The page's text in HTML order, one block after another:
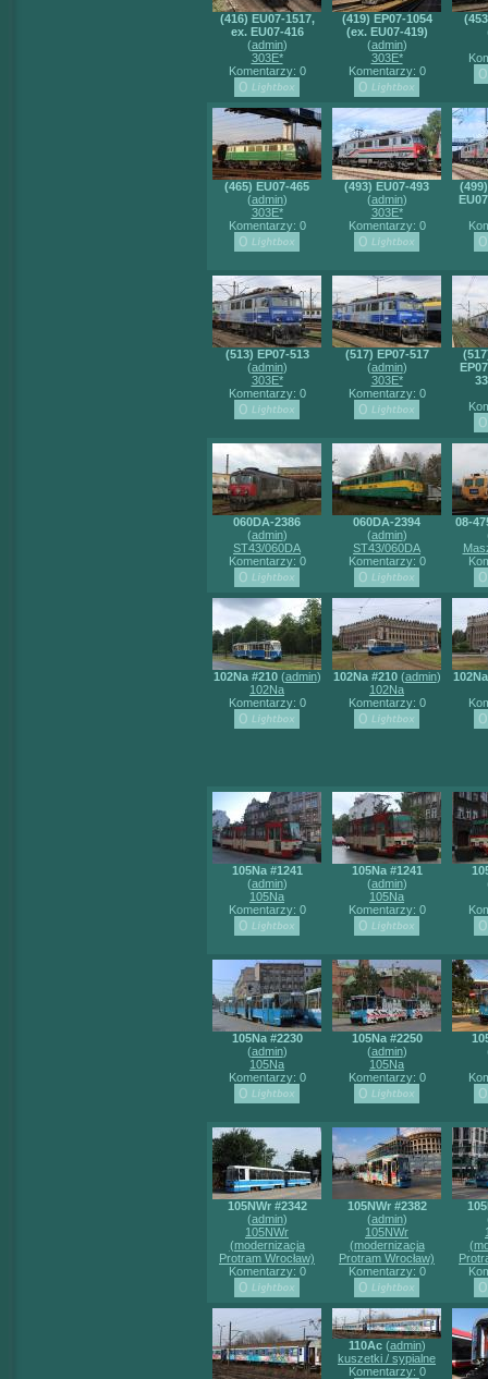
(416) EU07-1517,
ex. EU07-416
(admin)
303E*
Komentarzy: 0
(419) EP07-1054
(ex. EU07-419)
(admin)
303E*
Komentarzy: 0
(465) EU07-465
(admin)
303E*
Komentarzy: 0
(493) EU07-493
(admin)
303E*
Komentarzy: 0
(513) EP07-513
(admin)
303E*
Komentarzy: 0
(517) EP07-517
(admin)
303E*
Komentarzy: 0
060DA-2386
(admin)
ST43/060DA
Komentarzy: 0
060DA-2394
(admin)
ST43/060DA
Komentarzy: 0
08-
102Na #210(admin)
102Na
Komentarzy: 0
102Na #210(admin)
102Na
Komentarzy: 0
105Na #1241
(admin)
105Na
Komentarzy: 0
105Na #1241
(admin)
105Na
Komentarzy: 0
105Na #2230
(admin)
105Na
Komentarzy: 0
105Na #2250
(admin)
105Na
Komentarzy: 0
105NWr #2342
(admin)
105NWr
(modernizacja
Protram Wrocław)
Komentarzy: 0
105NWr #2382
(admin)
105NWr
(modernizacja
Protram Wrocław)
Komentarzy: 0
110Ac(admin)
kuszetki / sypialne
Komentarzy: 0